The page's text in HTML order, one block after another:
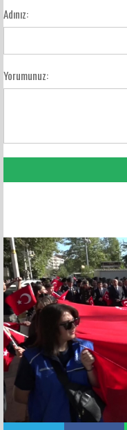
Adınız:
Yorumunuz: